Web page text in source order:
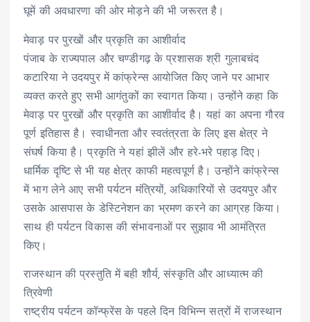
घूमें की अवधारणा की ओर मोड़ने की भी जरूरत है।
मेवाड़ पर पुरखों और प्रकृति का आशीर्वाद
पंजाब के राज्यपाल और चण्डीगढ़ के प्रशासक श्री गुलाबचंद
कटारिया ने उदयपुर में कांफ्रेन्स आयोजित किए जाने पर आभार
व्यक्त करते हुए सभी आगंतुकों का स्वागत किया। उन्होंने कहा कि
मेवाड़ पर पुरखों और प्रकृति का आशीर्वाद है। यहां का अपना गौरव
पूर्ण इतिहास है। स्वाधीनता और स्वतंत्रता के लिए इस क्षेत्र ने
संघर्ष किया है। प्रकृति ने यहां झीलें और हरे-भरे पहाड़ दिए।
धार्मिक दृष्टि से भी यह क्षेत्र काफी महत्वपूर्ण है। उन्होंने कांफ्रेन्स
में भाग लेने आए सभी पर्यटन मंत्रियों, अधिकारियों से उदयपुर और
उसके आसपास के डेस्टिनेशन का भ्रमण करने का आग्रह किया।
साथ ही पर्यटन विकास की संभावनाओं पर सुझाव भी आमंत्रित
किए।
राजस्थान की प्रस्तुति में बही शौर्य, संस्कृति और आध्यात्म की
त्रिवेणी
राष्ट्रीय पर्यटन कॉन्फ्रेंस के पहले दिन विभिन्न सत्रों में राजस्थान